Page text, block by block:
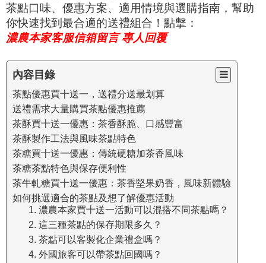
茶點口味、優惠方案、適用情境與選購指南，幫助
你快速找到最合適的送禮組合！點擊：
濃農本家客服信箱留言 專人回覆
內容目錄
茶點優惠買十送一，送禮分送最划算
送禮需求大量購買茶點優惠推薦
茶酥買十送一優惠：茶香酥脆、口感豐富
茶酥製作工法與風味茶點特色
茶糖買十送一優惠：傳統硬糖加茶香風味
茶糖茶點特色與保存便利性
茶牛軋糖買十送一優惠：茶香堅果奶香，風味新體驗
如何挑選適合的茶點及想了解優惠活動
1. 濃農本家買十送一活動可以混搭不同茶點嗎？
2. 這三種茶點的保存期限多久？
3. 茶點可以客製化企業禮盒嗎？
4. 外國旅客可以帶茶點回國嗎？